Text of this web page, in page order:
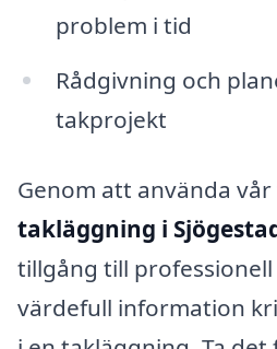
problem i tid
Rådgivning och
takprojekt
Genom att använda
takläggning i
tillgång till
värdefull information